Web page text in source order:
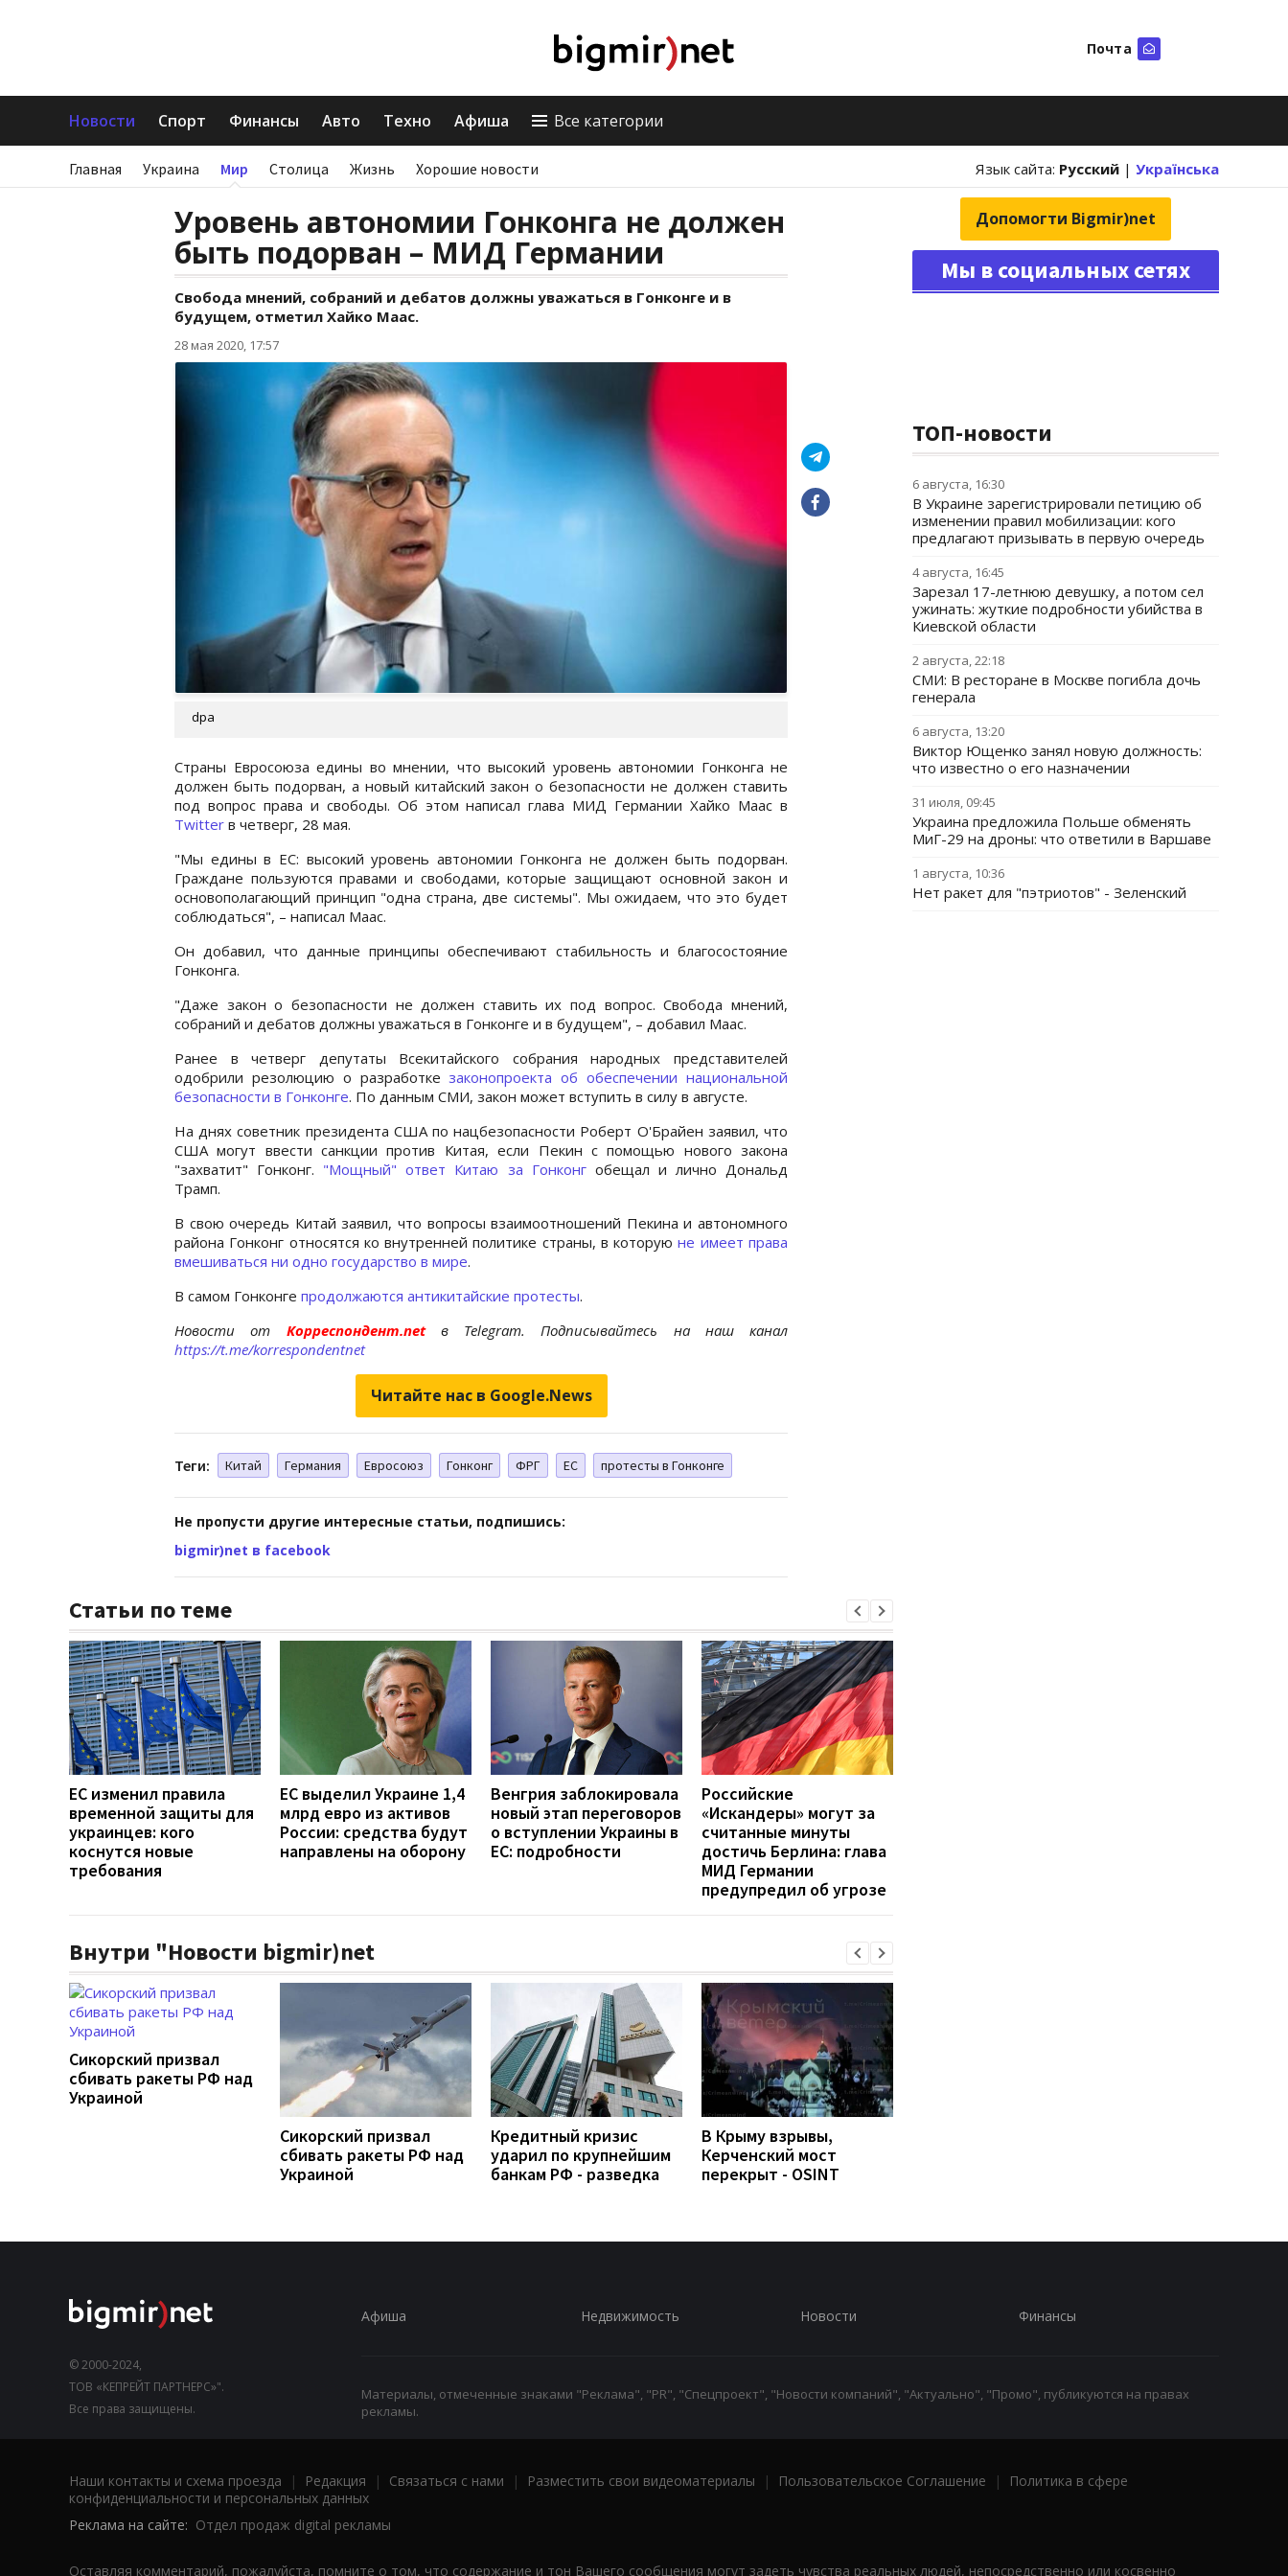
Почта
Новости Спорт Финансы Авто Техно Афиша Все категории
Главная Украина Мир Столица Жизнь Хорошие новости Язык сайта: Русский | Українська
Уровень автономии Гонконга не должен
быть подорван – МИД Германии
Свобода мнений, собраний и дебатов должны уважаться в Гонконге и в
будущем, отметил Хайко Маас.
28 мая 2020, 17:57
dpa
Страны Евросоюза едины во мнении, что высокий уровень автономии Гонконга не
должен быть подорван, а новый китайский закон о безопасности не должен ставить
под вопрос права и свободы. Об этом написал глава МИД Германии Хайко Маас в
Twitter в четверг, 28 мая.
"Мы едины в ЕС: высокий уровень автономии Гонконга не должен быть подорван.
Граждане пользуются правами и свободами, которые защищают основной закон и
основополагающий принцип "одна страна, две системы". Мы ожидаем, что это будет
соблюдаться", – написал Маас.
Он добавил, что данные принципы обеспечивают стабильность и благосостояние
Гонконга.
"Даже закон о безопасности не должен ставить их под вопрос. Свобода мнений,
собраний и дебатов должны уважаться в Гонконге и в будущем", – добавил Маас.
Ранее в четверг депутаты Всекитайского собрания народных представителей
одобрили резолюцию о разработкезаконопроекта об обеспечении национальной
безопасности в Гонконге. По данным СМИ, закон может вступить в силу в августе.
На днях советник президента США по нацбезопасности Роберт О'Брайен заявил, что
США могут ввести санкции против Китая, если Пекин с помощью нового закона
"захватит" Гонконг. "Мощный" ответ Китаю за Гонконгобещал и лично Дональд
Трамп.
В свою очередь Китай заявил, что вопросы взаимоотношений Пекина и автономного
района Гонконг относятся ко внутренней политике страны, в которуюне имеет права
вмешиваться ни одно государство в мире.
В самом Гонконге продолжаются антикитайские протесты.
Новости от Корреспондент.net в Telegram. Подписывайтесь на наш канал
https://t.me/korrespondentnet
Читайте нас в Google.News
Теги: Китай Германия Евросоюз Гонконг ФРГ ЕС протесты в Гонконге
Не пропусти другие интересные статьи, подпишись:
bigmir)net в facebook
Статьи по теме
ЕС изменил правила
временной защиты для
украинцев: кого
коснутся новые
требования
ЕС выделил Украине 1,4
млрд евро из активов
России: средства будут
направлены на оборону
Венгрия заблокировала
новый этап переговоров
о вступлении Украины в
ЕС: подробности
Российские
«Искандеры» могут за
считанные минуты
достичь Берлина: глава
МИД Германии
предупредил об угрозе
Внутри "Новости bigmir)net
Сикорский призвал
сбивать ракеты РФ над
Украиной
Сикорский призвал
сбивать ракеты РФ над
Украиной
Кредитный кризис
ударил по крупнейшим
банкам РФ - разведка
В Крыму взрывы,
Керченский мост
перекрыт - OSINT
Допомогти Bigmir)net
Мы в социальных сетях
ТОП-новости
6 августа, 16:30
В Украине зарегистрировали петицию об
изменении правил мобилизации: кого
предлагают призывать в первую очередь
4 августа, 16:45
Зарезал 17-летнюю девушку, а потом сел
ужинать: жуткие подробности убийства в
Киевской области
2 августа, 22:18
СМИ: В ресторане в Москве погибла дочь
генерала
6 августа, 13:20
Виктор Ющенко занял новую должность:
что известно о его назначении
31 июля, 09:45
Украина предложила Польше обменять
МиГ-29 на дроны: что ответили в Варшаве
1 августа, 10:36
Нет ракет для "пэтриотов" - Зеленский
© 2000-2024,
ТОВ «КЕПРЕЙТ ПАРТНЕРС»".
Все права защищены.
Афиша Недвижимость Новости Финансы
Материалы, отмеченные знаками "Реклама", "PR", "Спецпроект", "Новости компаний", "Актуально", "Промо", публикуются на правах
рекламы.
Наши контакты и схема проезда | Редакция | Связаться с нами | Разместить свои видеоматериалы | Пользовательское Соглашение |
Политика в сфере
конфиденциальности и персональных данных
Реклама на сайте: Отдел продаж digital рекламы
Оставляя комментарий, пожалуйста, помните о том, что содержание и тон Вашего сообщения могут задеть чувства реальных людей, непосредственно или косвенно